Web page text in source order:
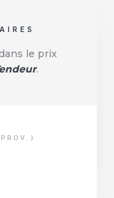
le prix
.